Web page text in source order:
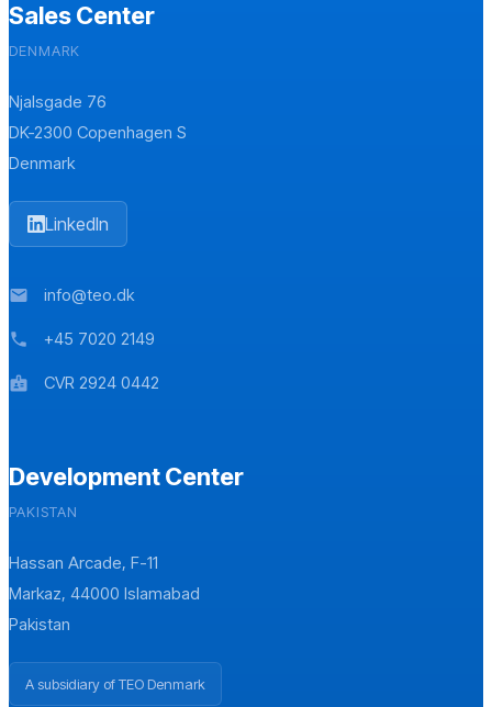
Sales Center
DENMARK
Njalsgade 76
DK-2300 Copenhagen S
Denmark
LinkedIn
mail info@teo.dk
phone +45 7020 2149
badge CVR 2924 0442
Development Center
PAKISTAN
Hassan Arcade, F-11
Markaz, 44000 Islamabad
Pakistan
A subsidiary of TEO Denmark